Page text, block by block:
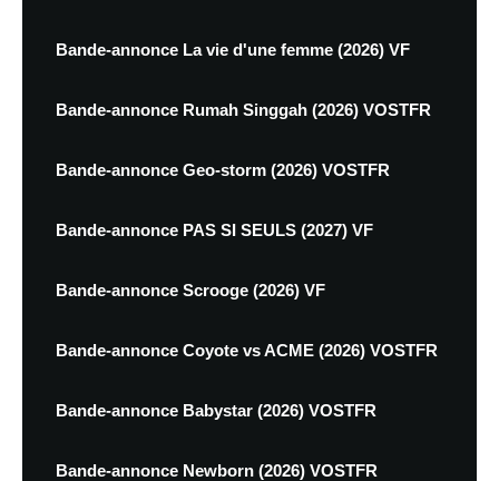
Bande-annonce La vie d'une femme (2026) VF
Bande-annonce Rumah Singgah (2026) VOSTFR
Bande-annonce Geo-storm (2026) VOSTFR
Bande-annonce PAS SI SEULS (2027) VF
Bande-annonce Scrooge (2026) VF
Bande-annonce Coyote vs ACME (2026) VOSTFR
Bande-annonce Babystar (2026) VOSTFR
Bande-annonce Newborn (2026) VOSTFR